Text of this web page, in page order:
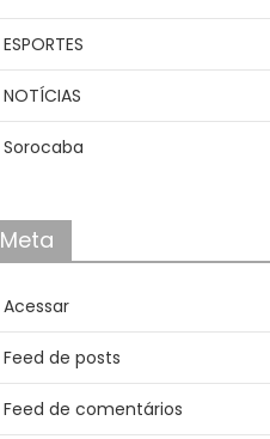
ESPORTES
NOTÍCIAS
Sorocaba
Meta
Acessar
Feed de posts
Feed de comentários